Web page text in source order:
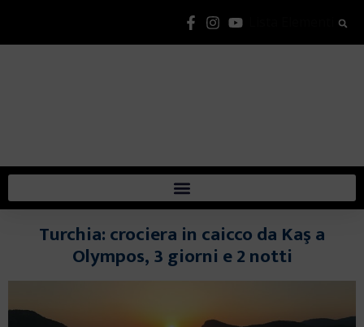
Turchia: crociera in caicco da Kaş a
Olympos, 3 giorni e 2 notti